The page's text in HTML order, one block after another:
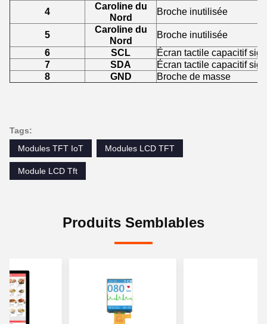
4
Caroline du
Nord
Broche inutilisée
5
Caroline du
Nord
Broche inutilisée
6
SCL
Écran tactile capacitif
7
SDA
Écran tactile capacitif
8
GND Broche de masse
Tags:
Modules TFT IoT
Modules LCD TFT
Module LCD Tft
Produits Semblables